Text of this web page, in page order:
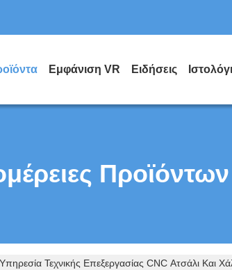
Εμφάνιση VR Ειδήσεις
Προϊόντων
Τεχνικής Επεξεργασίας CNC Ατσάλι Και